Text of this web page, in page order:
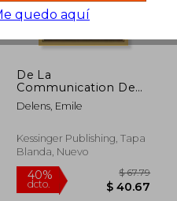
45%
dcto. $
De La
Communication De
La Carotide Interne
Et Du Sinus
Anevrysme Arterio-
Veineux (1870) (en
Delens, Emile
Kessinger Publishing, Tapa
Blanda, Nuevo
quedo aquí